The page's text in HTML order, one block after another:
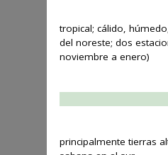
tropical; cálido,
del noreste; dos
noviembre a enero)
principalmente tierras